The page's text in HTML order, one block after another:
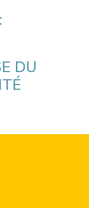
DU